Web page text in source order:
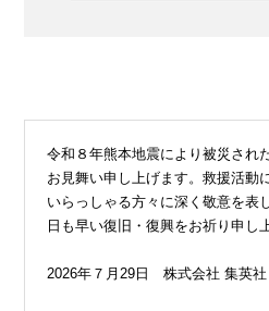
令和８年熊本地震により被災され
お見舞い申し上げます。救援活動
いらっしゃる方々に深く敬意を表
日も早い復旧・復興をお祈り申し
2026年７月29日 株式会社 集英社